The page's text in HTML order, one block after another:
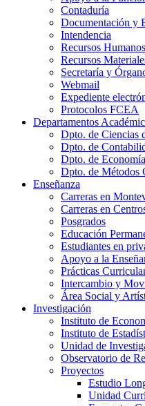
Contaduría
Documentación y
Intendencia
Recursos Humanos
Recursos
Secretaría y
Webmail
Expediente
Protocolos FCEA
Departamentos
Dpto. de Ciencias
Dpto. de
Dpto. de Economía
Dpto. de Métodos
Enseñanza
Carreras en
Carreras en
Posgrados
Educación
Estudiantes en
Apoyo a la
Prácticas
Intercambio y
Área Social y
Investigación
Instituto de
Instituto de
Unidad de
Observatorio de
Proyectos
Estudio
Unidad